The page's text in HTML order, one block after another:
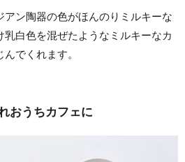
アン陶器の色がほんのりミルキーな
白色を混ぜたようなミルキーなカ
でくれます。
おうちカフェに